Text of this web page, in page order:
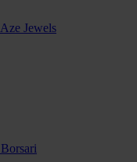
Aze Jewels
Borsari